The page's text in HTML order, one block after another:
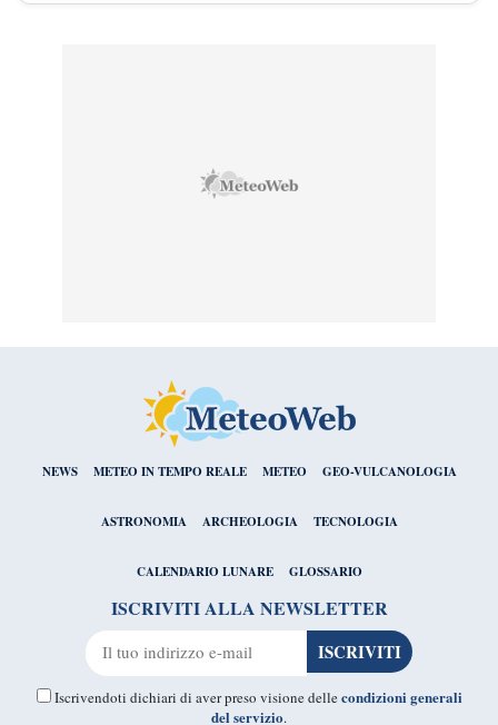
NEWS METEO IN TEMPO REALE METEO GEO-VULCANOLOGIA
ASTRONOMIA ARCHEOLOGIA TECNOLOGIA
CALENDARIO LUNARE GLOSSARIO
ISCRIVITI ALLA NEWSLETTER
Iscrivendoti dichiari di aver preso visione dellecondizioni generali
del servizio.